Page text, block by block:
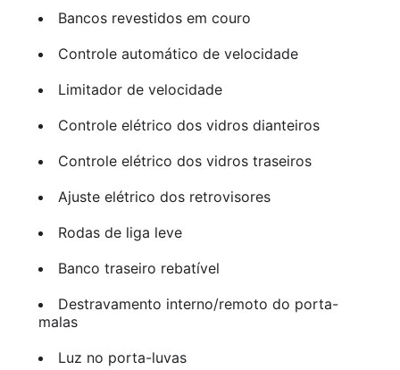
Bancos revestidos em couro
Controle automático de velocidade
Limitador de velocidade
Controle elétrico dos vidros dianteiros
Controle elétrico dos vidros traseiros
Ajuste elétrico dos retrovisores
Rodas de liga leve
Banco traseiro rebatível
Destravamento interno/remoto do porta-
malas
Luz no porta-luvas